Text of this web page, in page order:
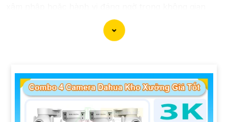
Nếu bạn quan tâm đến việc lắp đặt Camera Báo Động
Chống Trộm, bạn có thể liên hệ với các công ty cung
về các sản phẩm camera báo động trên thị trường và
tự lắp đặt nếu bạn muốn.
Nếu bạn cần thêm thông tin hoặc muốn để lại thông tin
liên lạc, Từng công trình có thể giúp bạn tìm kiếm các